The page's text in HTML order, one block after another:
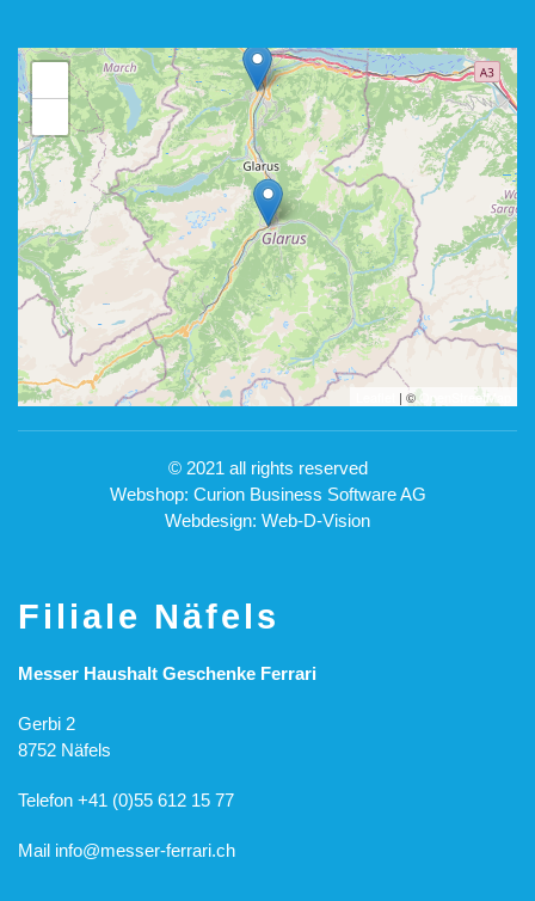
| © OpenStreetMap
© 2021 all rights reserved
Webshop: Curion Business Software AG
Webdesign: Web-D-Vision
Filiale Näfels
Messer Haushalt Geschenke Ferrari
Gerbi 2
8752 Näfels
Telefon +41 (0)55 612 15 77
Mail info@messer-ferrari.ch